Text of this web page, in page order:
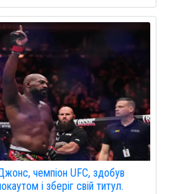
чемпіон UFC, здобув
і зберіг свій титул.